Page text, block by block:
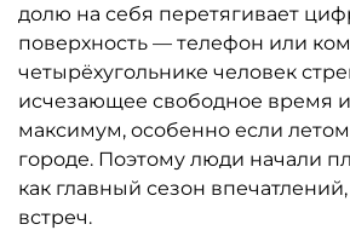
долю на себя перетягивает
поверхность — телефон или
четырёхугольнике человек
исчезающее свободное время
максимум, особенно если летом
городе. Поэтому люди начали
как главный сезон
встреч.